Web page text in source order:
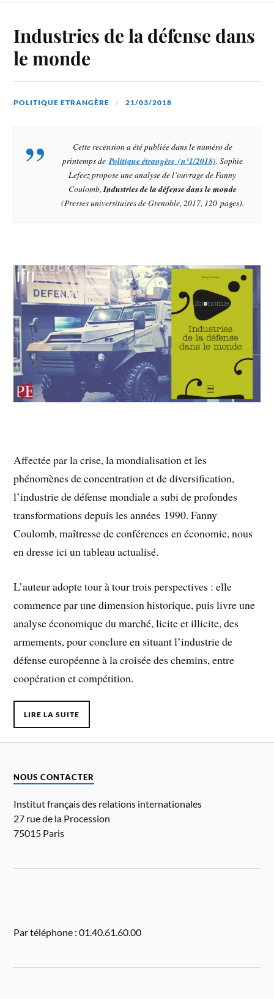
Industries de la défense dans
le monde
POLITIQUE ETRANGÈRE 21/03/2018
Cette recension a été publiée dans le numéro de
printemps de Politique étrangère (n°1/2018). Sophie
Lefeez propose une analyse de l’ouvrage de Fanny
Coulomb, Industries de la défense dans le monde
(Presses universitaires de Grenoble, 2017, 120 pages).
Affectée par la crise, la mondialisation et les
phénomènes de concentration et de diversification,
l’industrie de défense mondiale a subi de profondes
transformations depuis les années 1990. Fanny
Coulomb, maîtresse de conférences en économie, nous
en dresse ici un tableau actualisé.
L’auteur adopte tour à tour trois perspectives : elle
commence par une dimension historique, puis livre une
analyse économique du marché, licite et illicite, des
armements, pour conclure en situant l’industrie de
défense européenne à la croisée des chemins, entre
coopération et compétition.
LIRE LA SUITE
NOUS CONTACTER
Institut français des relations internationales
27 rue de la Procession
75015 Paris
Par téléphone : 01.40.61.60.00